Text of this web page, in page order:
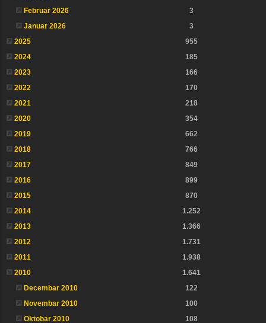
Februar 2026
3
Januar 2026
3
2025
955
2024
185
2023
166
2022
170
2021
218
2020
354
2019
662
2018
766
2017
849
2016
899
2015
870
2014
1.252
2013
1.366
2012
1.731
2011
1.938
2010
1.641
Decembar 2010
122
Novembar 2010
100
Oktobar 2010
108